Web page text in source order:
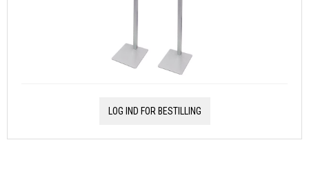
LOG IND FOR BESTILLING